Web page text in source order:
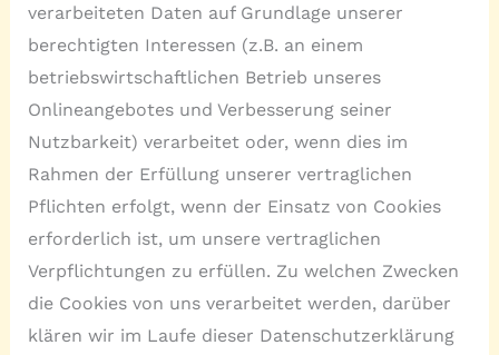
verarbeiteten Daten auf Grundlage unserer
berechtigten Interessen (z.B. an einem
betriebswirtschaftlichen Betrieb unseres
Onlineangebotes und Verbesserung seiner
Nutzbarkeit) verarbeitet oder, wenn dies im
Rahmen der Erfüllung unserer vertraglichen
Pflichten erfolgt, wenn der Einsatz von Cookies
erforderlich ist, um unsere vertraglichen
Verpflichtungen zu erfüllen. Zu welchen Zwecken
die Cookies von uns verarbeitet werden, darüber
klären wir im Laufe dieser Datenschutzerklärung